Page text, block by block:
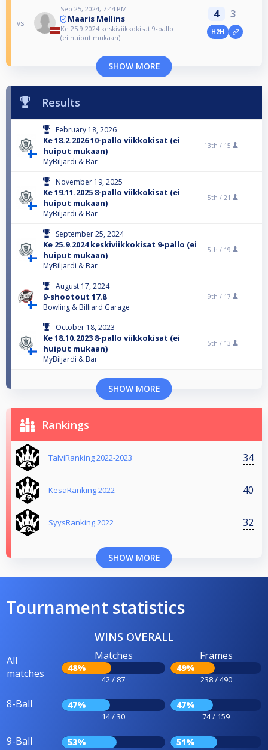
vs
Sep 25, 2024, 7:44 PM
Maaris Mellins
Ke 25.9.2024 keskiviikkokisat 9-pallo
(ei huiput mukaan)
4 3
H2H
SHOW MORE
Results
February 18, 2026
Ke 18.2.2026 10-pallo viikkokisat (ei
huiput mukaan)
MyBiljardi & Bar
13th / 15
November 19, 2025
Ke 19.11.2025 8-pallo viikkokisat (ei
huiput mukaan)
MyBiljardi & Bar
5th / 21
September 25, 2024
Ke 25.9.2024 keskiviikkokisat 9-pallo (ei
huiput mukaan)
MyBiljardi & Bar
5th / 19
August 17, 2024
9-shootout 17.8
Bowling & Billiard Garage
9th / 17
October 18, 2023
Ke 18.10.2023 8-pallo viikkokisat (ei
huiput mukaan)
MyBiljardi & Bar
5th / 13
SHOW MORE
Rankings
TalviRanking 2022-2023 34
KesäRanking 2022 40
SyysRanking 2022 32
SHOW MORE
Tournament statistics
WINS OVERALL
All
matches
Matches
48%
42 / 87
Frames
49%
238 / 490
8-Ball 47%
14 / 30
47%
74 / 159
9-Ball 53% 51%